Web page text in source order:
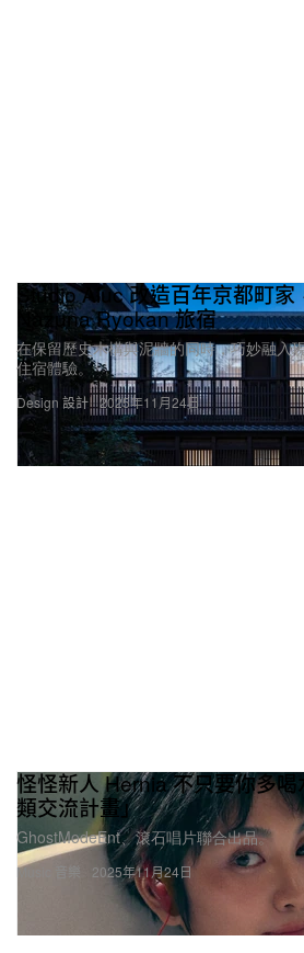
Design 設計
Studio Aluc 改造百年京都町家
Nazuna Ryokan 旅宿
在保留歷史木構與泥牆的同時，巧妙融入
住宿體驗。
2025年11月24日
Music 音樂
怪怪新人 Hernia 不只要你多
類交流計畫」
GhostModeEnt、滾石唱片聯合出品。
2025年11月24日